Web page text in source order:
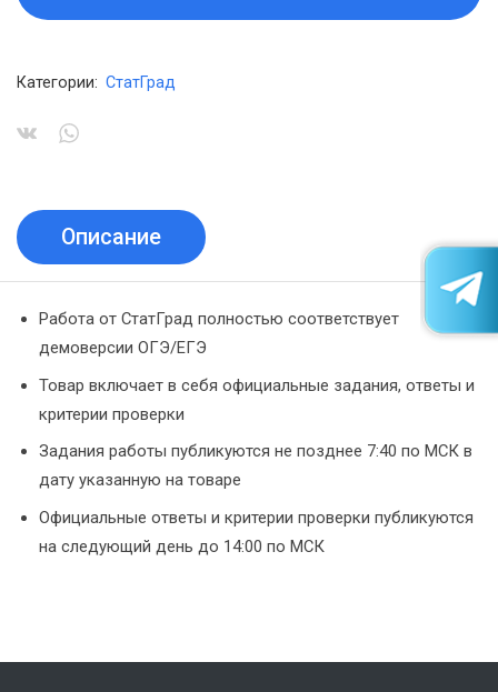
Категории: СтатГрад
Описание
Работа от СтатГрад полностью соответствует
демоверсии ОГЭ/ЕГЭ
Товар включает в себя официальные задания, ответы и
критерии проверки
Задания работы публикуются не позднее 7:40 по МСК в
дату указанную на товаре
Официальные ответы и критерии проверки публикуются
на следующий день до 14:00 по МСК